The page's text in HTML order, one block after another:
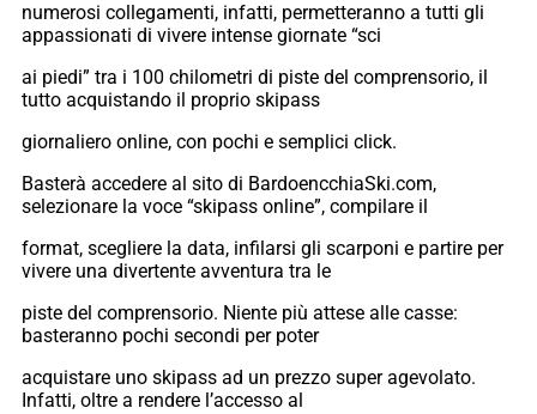
numerosi collegamenti, infatti, permetteranno a tutti gli
appassionati di vivere intense giornate “sci
ai piedi” tra i 100 chilometri di piste del comprensorio, il
tutto acquistando il proprio skipass
giornaliero online, con pochi e semplici click.
Basterà accedere al sito di BardoencchiaSki.com,
selezionare la voce “skipass online”, compilare il
format, scegliere la data, infilarsi gli scarponi e partire per
vivere una divertente avventura tra le
piste del comprensorio. Niente più attese alle casse:
basteranno pochi secondi per poter
acquistare uno skipass ad un prezzo super agevolato.
Infatti, oltre a rendere l’accesso al